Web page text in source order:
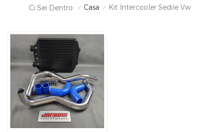
Ci Sei Dentro: / Casa / Kit Intercooler Sedile Vw